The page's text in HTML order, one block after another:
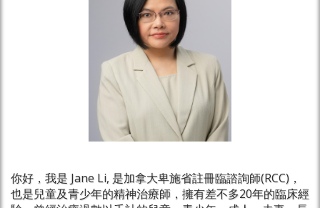
你好，我是 Jane Li, 是加拿大卑施省註冊臨諮詢師(RCC)，
也是兒童及青少年的精神治療師，擁有差不多20年的臨床經